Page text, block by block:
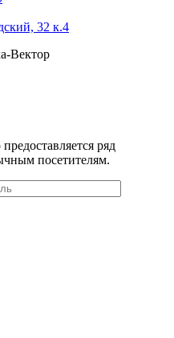
32 к.4
Вектор
ряд
посетителям.